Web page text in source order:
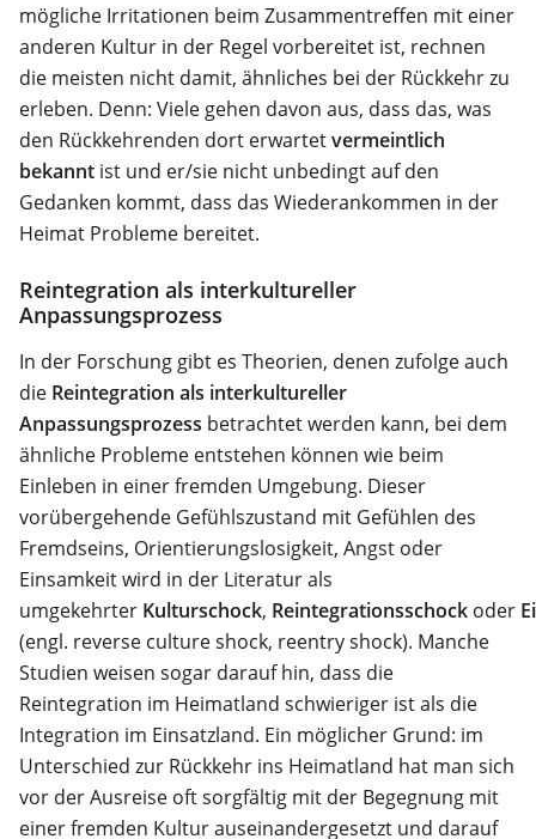
mögliche Irritationen beim Zusammentreffen mit einer
anderen Kultur in der Regel vorbereitet ist, rechnen
die meisten nicht damit, ähnliches bei der Rückkehr zu
erleben. Denn: Viele gehen davon aus, dass das, was
den Rückkehrenden dort erwartetvermeintlich
bekannt ist und er/sie nicht unbedingt auf den
Gedanken kommt, dass das Wiederankommen in der
Heimat Probleme bereitet.
Reintegration als interkultureller
Anpassungsprozess
In der Forschung gibt es Theorien, denen zufolge auch
die Reintegration als interkultureller
Anpassungsprozess betrachtet werden kann, bei dem
ähnliche Probleme entstehen können wie beim
Einleben in einer fremden Umgebung. Dieser
vorübergehende Gefühlszustand mit Gefühlen des
Fremdseins, Orientierungslosigkeit, Angst oder
Einsamkeit wird in der Literatur als
umgekehrter Kulturschock, Reintegrationsschock oder
(engl. reverse culture shock, reentry shock). Manche
Studien weisen sogar darauf hin, dass die
Reintegration im Heimatland schwieriger ist als die
Integration im Einsatzland. Ein möglicher Grund: im
Unterschied zur Rückkehr ins Heimatland hat man sich
vor der Ausreise oft sorgfältig mit der Begegnung mit
einer fremden Kultur auseinandergesetzt und darauf